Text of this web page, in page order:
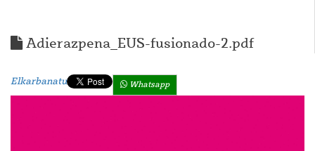
Adierazpena_EUS-fusionado-2.pdf
Elkarbanatu Whatsapp